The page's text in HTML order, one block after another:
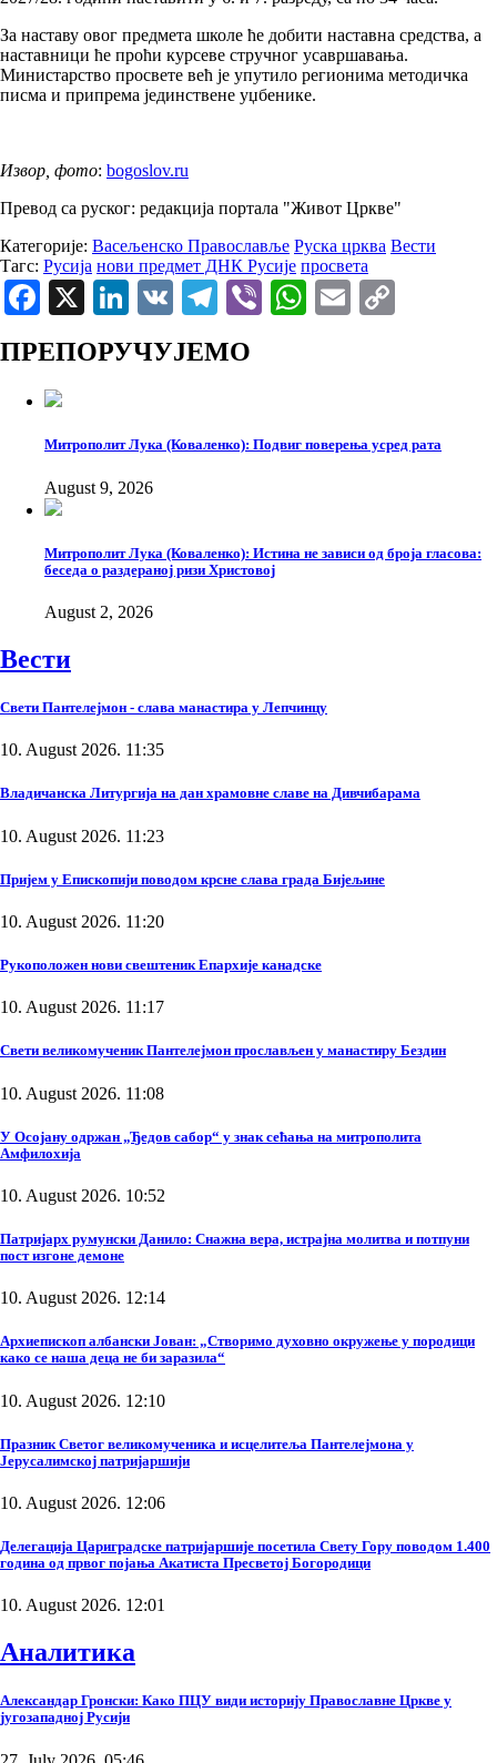
За наставу овог предмета школе ће добити наставна средства, а
наставници ће проћи курсеве стручног усавршавања.
Министарство просвете већ је упутило регионима методичка
писма и припрема јединствене уџбенике.
Извор, фото: bogoslov.ru
Превод са руског: редакција портала "Живот Цркве"
Категорије: Васељенско Православље Руска црква Вести
Тагс: Русија нови предмет ДНК Русије просвета
Facebook
X LinkedIn
VK Telegram
ViberWhatsApp
Email
ПРЕПОРУЧУЈЕМО
Митрополит Лука (Коваленко): Подвиг поверења усред рата
August 9, 2026
Митрополит Лука (Коваленко): Истина не зависи од броја гласова:
беседа о раздераној ризи Христовој
August 2, 2026
Вести
Свети Пантелејмон - слава манастира у Лепчинцу
10. August 2026. 11:35
Владичанска Литургија на дан храмовне славе на Дивчибарама
10. August 2026. 11:23
Пријем у Епископији поводом крсне слава града Бијељине
10. August 2026. 11:20
Рукоположен нови свештеник Епархије канадске
10. August 2026. 11:17
Свети великомученик Пантелејмон прослављен у манастиру Бездин
10. August 2026. 11:08
У Осојану одржан „Ђедов сабор“ у знак сећања на митрополита
Амфилохија
10. August 2026. 10:52
Патријарх румунски Данило: Снажна вера, истрајна молитва и потпуни
пост изгоне демоне
10. August 2026. 12:14
Архиепископ албански Јован: „Створимо духовно окружење у породици
како се наша деца не би заразила“
10. August 2026. 12:10
Празник Светог великомученика и исцелитеља Пантелејмона у
Јерусалимској патријаршији
10. August 2026. 12:06
Делегација Цариградске патријаршије посетила Свету Гору поводом 1.400
година од првог појања Акатиста Пресветој Богородици
10. August 2026. 12:01
Аналитика
Александар Гронски: Како ПЦУ види историју Православне Цркве у
југозападној Русији